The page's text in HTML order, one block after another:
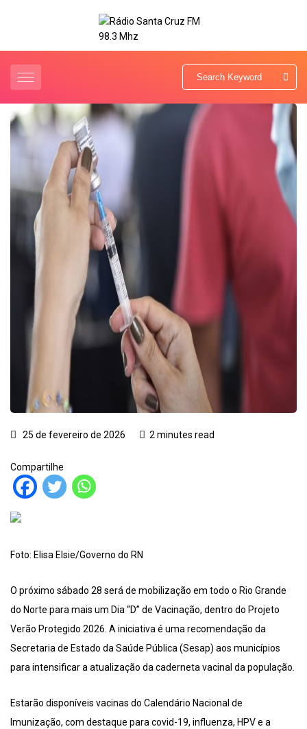
25 de fevereiro de 2026 2 minutes read
Compartilhe
Foto: Elisa Elsie/Governo do RN
O próximo sábado 28 será de mobilização em todo o Rio Grande
do Norte para mais um Dia “D” de Vacinação, dentro do Projeto
Verão Protegido 2026. A iniciativa é uma recomendação da
Secretaria de Estado da Saúde Pública (Sesap) aos municípios
para intensificar a atualização da caderneta vacinal da população.
Estarão disponíveis vacinas do Calendário Nacional de
Imunização, com destaque para covid-19, influenza, HPV e a